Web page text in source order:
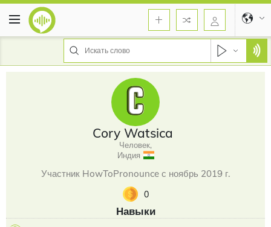
Cory Watsica
Человек,
Индия
Участник HowToPronounce с ноябрь 2019 г.
0
Навыки